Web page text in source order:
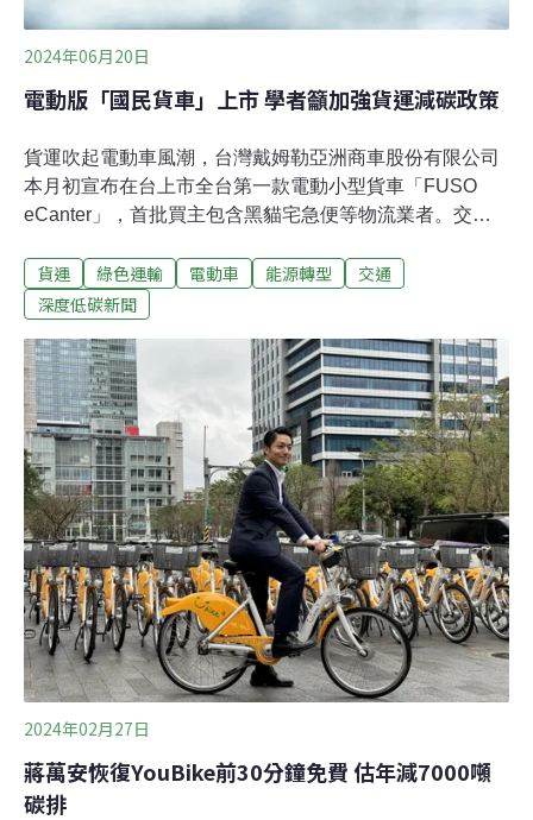
2024年06月20日
電動版「國民貨車」上市 學者籲加強貨運減碳政策
貨運吹起電動車風潮，台灣戴姆勒亞洲商車股份有限公司
本月初宣布在台上市全台第一款電動小型貨車「FUSO
eCanter」，首批買主包含黑貓宅急便等物流業者。交通
機車的電動化時程，貨車占運輸部門碳排約30％，應儘速
展開盤點與相關的補貼措施。首輛電動小貨車上市 比柴油
貨車，隨著運具電動化時代來臨而有所改變。各國商用貨
車近年進軍電動車市場，台灣商用車FUSO總代理「台灣
戴姆勒亞洲商車股份有限公司（DTAT）」於6日宣布在台
上市全國第一款電動小型貨車「FUSO eCanter」。FUSO
的「Canter」系列在台灣相當常見，近幾年都蟬聯市占率
第一名，有「國民貨車」之稱。這次推出5噸、8.55噸
eCanter車款，又分為S、M兩種電池尺寸， 最大續航力分
別約為80公里、140公里。台灣戴姆勒亞洲商車產
貨運 綠色運輸 電動車 能源轉型
交通
深度低碳新聞
2024年02月27日
蔣萬安恢復YouBike前30分鐘免費 估年減7000噸
碳排